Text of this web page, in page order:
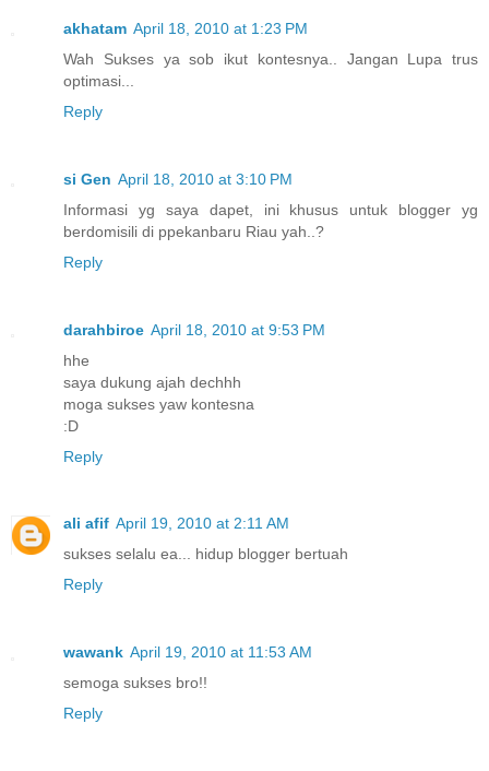
akhatam April 18, 2010 at 1:23 PM
Wah Sukses ya sob ikut kontesnya.. Jangan Lupa trus
optimasi...
Reply
si Gen April 18, 2010 at 3:10 PM
Informasi yg saya dapet, ini khusus untuk blogger yg
berdomisili di ppekanbaru Riau yah..?
Reply
darahbiroe April 18, 2010 at 9:53 PM
hhe
saya dukung ajah dechhh
moga sukses yaw kontesna
:D
Reply
ali afif April 19, 2010 at 2:11 AM
sukses selalu ea... hidup blogger bertuah
Reply
wawank April 19, 2010 at 11:53 AM
semoga sukses bro!!
Reply